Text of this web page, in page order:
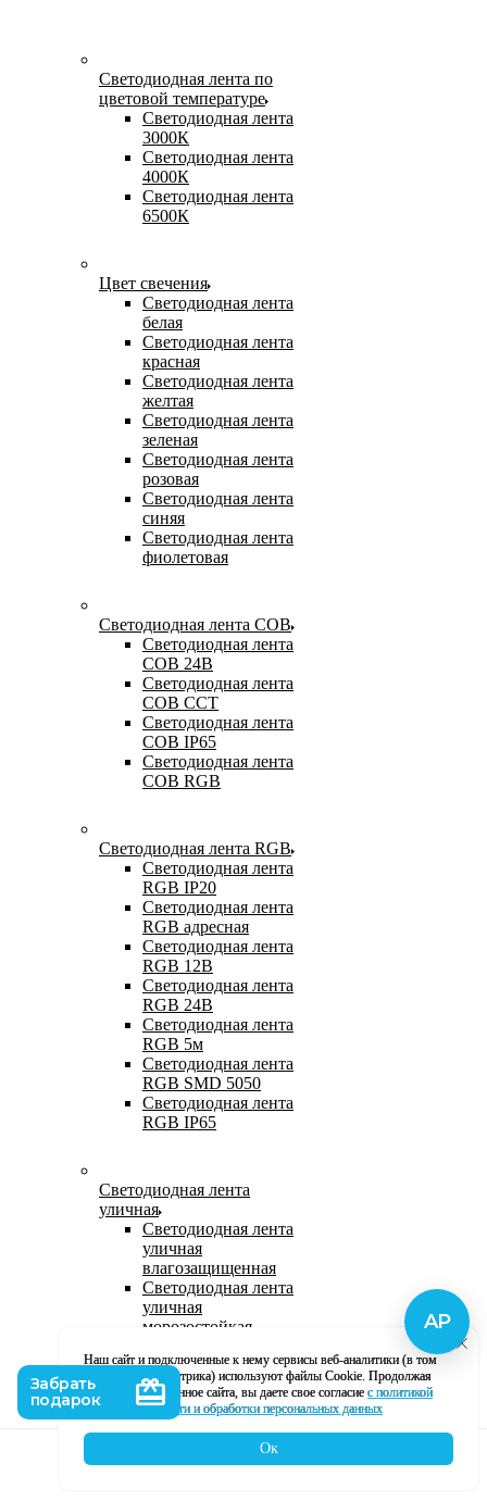
Светодиодная лента по
цветовой температуре
Светодиодная лента
3000К
Светодиодная лента
4000К
Светодиодная лента
6500К
Цвет свечения
Светодиодная лента
белая
Светодиодная лента
красная
Светодиодная лента
желтая
Светодиодная лента
зеленая
Светодиодная лента
розовая
Светодиодная лента
синяя
Светодиодная лента
фиолетовая
Светодиодная лента COB
Светодиодная лента
COB 24В
Светодиодная лента
COB CCT
Светодиодная лента
COB IP65
Светодиодная лента
COB RGB
Светодиодная лента RGB
Светодиодная лента
RGB IP20
Светодиодная лента
RGB адресная
Светодиодная лента
RGB 12В
Светодиодная лента
RGB 24В
Светодиодная лента
RGB 5м
Светодиодная лента
RGB SMD 5050
Светодиодная лента
RGB IP65
Светодиодная лента
уличная
Светодиодная лента
уличная
влагозащищенная
Светодиодная лента
уличная
морозостойкая
светодиодная лента
220В
Светодиодная лента
уличная в силиконе
Наш сайт и подключенные к нему сервисы веб-аналитики (в том
числе, Яндекс Метрика) используют файлы Cookie. Продолжая
использование данное сайта, вы даете свое согласие с политикой
кофиденциальности и обработки персональных данных
Ок